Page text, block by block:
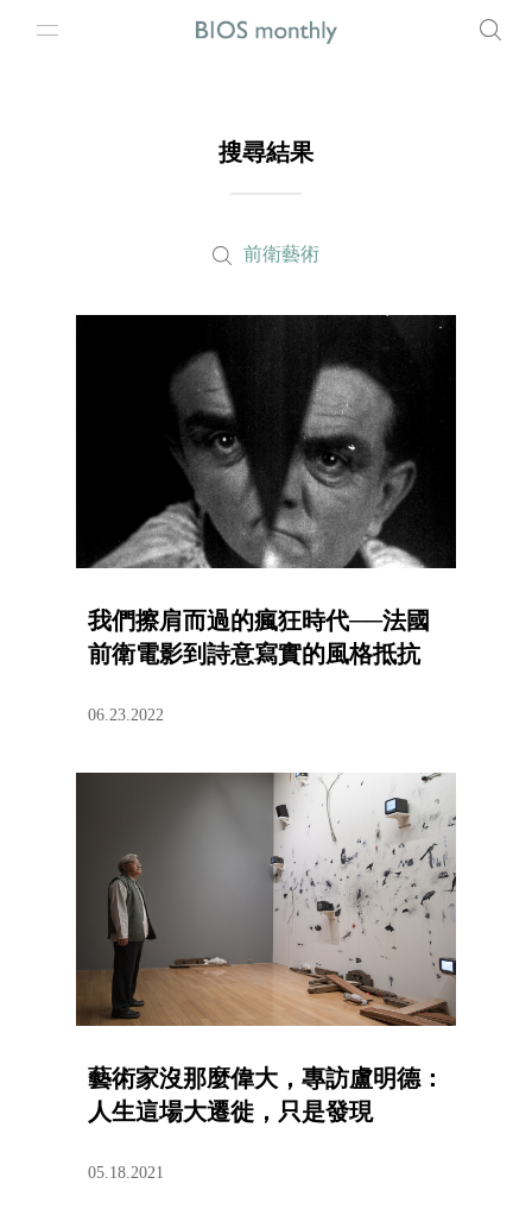
搜尋結果
前衛藝術
我們擦肩而過的瘋狂時代──法國
前衛電影到詩意寫實的風格抵抗
06.23.2022
藝術家沒那麼偉大，專訪盧明德：
人生這場大遷徙，只是發現
05.18.2021